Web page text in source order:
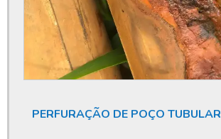
Custo de perfuração de poço artesiano
Dispensa de outorga de água
Dispensa de outorga de poço
Dispensa de outorga poço artesiano
Empresa de limpeza de poço artesiano
PERFURAÇÃO DE POÇO TUBULAR